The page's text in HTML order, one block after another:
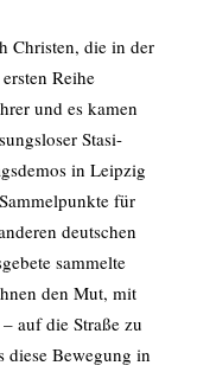
Christen, die in der
Reihe
und es kamen
Stasi-
in Leipzig
für
deutschen
sammelte
den Mut, mit
auf die Straße zu
diese Bewegung in